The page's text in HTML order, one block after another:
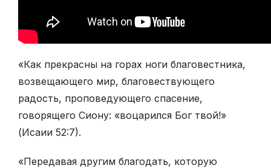
«Как прекрасны на горах ноги благовестника,
возвещающего мир, благовествующего
радость, проповедующего спасение,
говорящего Сиону: «воцарился Бог твой!»
(Исаии 52:7).
«Передавая другим благодать, которую